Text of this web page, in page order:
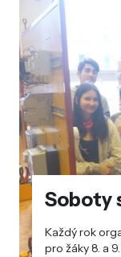
Soboty
Každý rok
pro žáky 8. a